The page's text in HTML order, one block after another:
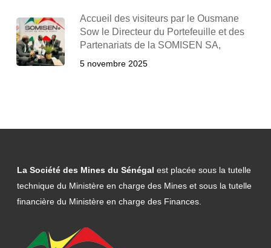
Accueil des visiteurs par le Ousmane
Sow le Directeur du Portefeuille et des
Partenariats de la SOMISEN SA,
5 novembre 2025
La Société des Mines du Sénégal est placée sous la tutelle
technique du Ministère en charge des Mines et sous la tutelle
financière du Ministère en charge des Finances.